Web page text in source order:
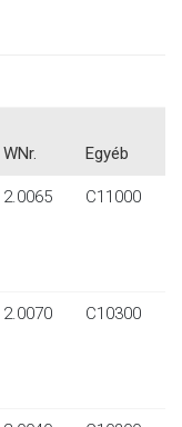
WNr. Egyéb
2.0065 C11000
2.0070 C10300